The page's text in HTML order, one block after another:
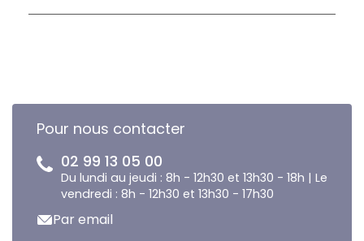
Pour nous contacter
02 99 13 05 00
Du lundi au jeudi : 8h - 12h30 et 13h30 - 18h | Le
vendredi : 8h - 12h30 et 13h30 - 17h30
Par email